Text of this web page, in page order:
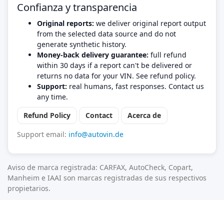
Confianza y transparencia
Original reports: we deliver original report output
from the selected data source and do not
generate synthetic history.
Money-back delivery guarantee: full refund
within 30 days if a report can't be delivered or
returns no data for your VIN. See refund policy.
Support: real humans, fast responses. Contact us
any time.
Refund Policy
Contact
Acerca de
Support email: info@autovin.de
Aviso de marca registrada: CARFAX, AutoCheck, Copart,
Manheim e IAAI son marcas registradas de sus respectivos
propietarios.